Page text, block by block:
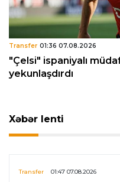
Transfer 01:36 07.08.2026
"Çelsi" ispaniyalı
yekunlaşdırdı
Xəbər lenti
Transfer 01:47 07.08.2026